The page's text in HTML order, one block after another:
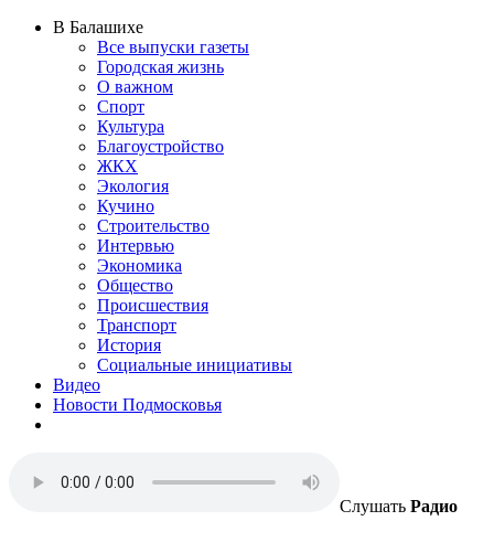
В Балашихе
Все выпуски газеты
Городская жизнь
О важном
Спорт
Культура
Благоустройство
ЖКХ
Экология
Кучино
Строительство
Интервью
Экономика
Общество
Происшествия
Транспорт
История
Социальные инициативы
Видео
Новости Подмосковья
Слушать Радио